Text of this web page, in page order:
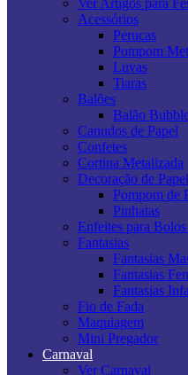
Ver Artigos para
Acessórios
Perucas
Pompom
Luvas
Tiaras
Balões
Balão
Canudos de Papel
Confetes
Cortina Metalizada
Decoração de Papel
Pompom de
Pinhatas
Enfeites para
Fantasias
Fantasias
Fantasias
Fantasias
Fio de Fada
Maquiagem
Mini Pregador
Carnaval
Ver Carnaval